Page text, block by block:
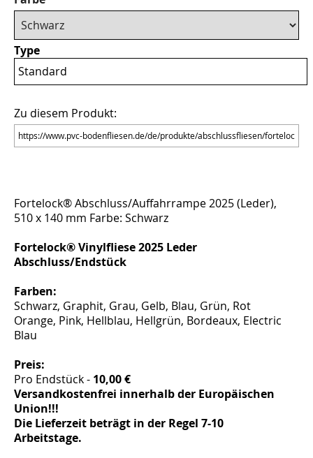
Type
Standard
Zu diesem Produkt:
Fortelock® Abschluss/Auffahrrampe 2025 (Leder),
510 x 140 mm Farbe: Schwarz
Fortelock® Vinylfliese 2025 Leder
Abschluss/Endstück
Farben:
Schwarz, Graphit, Grau, Gelb, Blau, Grün, Rot
Orange, Pink, Hellblau, Hellgrün, Bordeaux, Electric
Blau
Preis:
Pro Endstück - 10,00 €
Versandkostenfrei innerhalb der Europäischen
Union!!!
Die Lieferzeit beträgt in der Regel 7-10
Arbeitstage.